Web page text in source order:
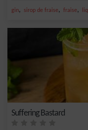
gin, sirop de fraise, fraise,
Suffering Bastard